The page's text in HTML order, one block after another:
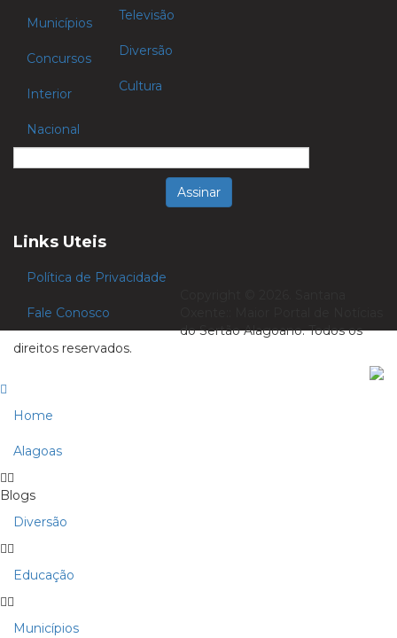
Municípios
Concursos
Interior
Nacional
Televisão
Diversão
Cultura
Links Uteis
Política de Privacidade
Fale Conosco
do Sertão Alagoano. Todos os
direitos reservados.
Home
Alagoas
Blogs
Diversão
Educação
Municípios